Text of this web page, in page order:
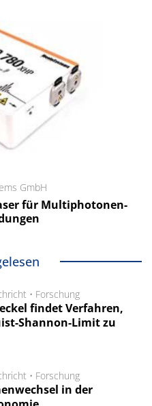
GmbH
für Multiphotonen-
• Forschung
findet Verfahren,
Shannon-Limit zu
• Forschung
in der